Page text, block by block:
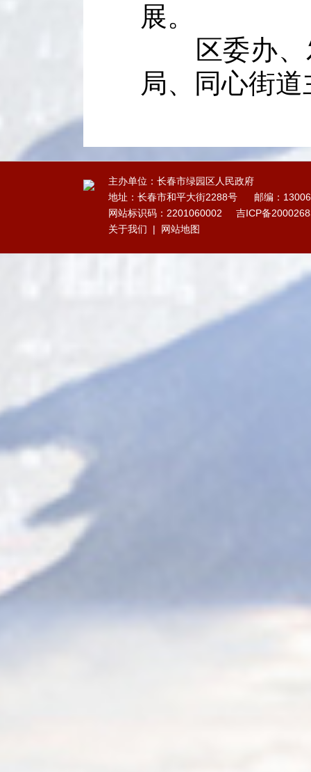
展。
区委办、
局、同心街
主办单位：长春市绿园区人民政府
地址：长春市和平大街2288号
邮编：
网站标识码：2201060002
吉ICP备
关于我们 | 网站地图